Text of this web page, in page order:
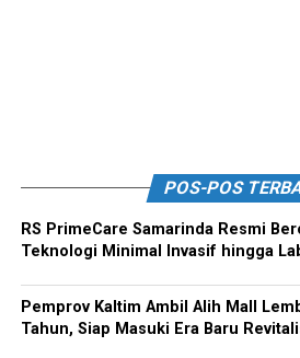
POS-POS
RS PrimeCare Samarinda Resmi
Teknologi Minimal Invasif hingga
Pemprov Kaltim Ambil Alih Mall
Tahun, Siap Masuki Era Baru